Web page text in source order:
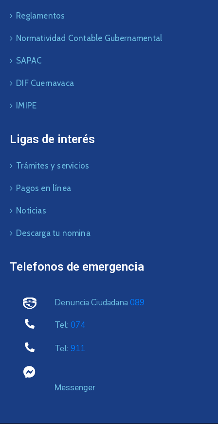
Reglamentos
Normatividad Contable Gubernamental
SAPAC
DIF Cuernavaca
IMIPE
Ligas de interés
Trámites y servicios
Pagos en línea
Noticias
Descarga tu nomina
Telefonos de emergencia
Denuncia Ciudadana 089
Tel: 074
Tel: 911
Messenger